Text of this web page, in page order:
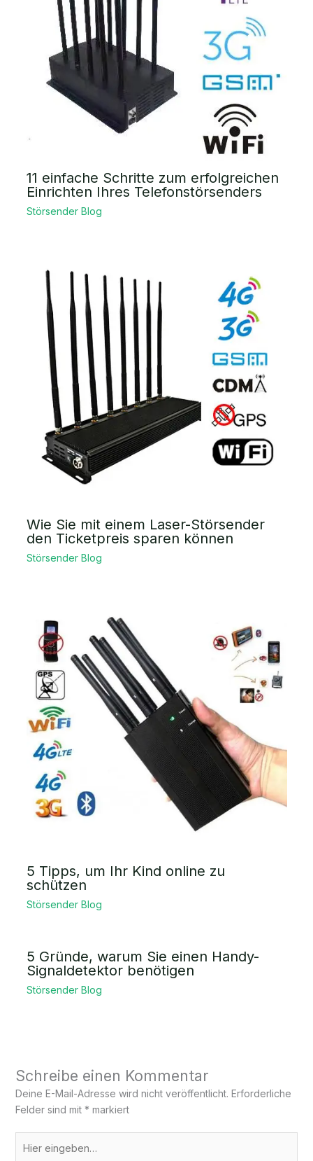
11 einfache Schritte zum erfolgreichen
Einrichten Ihres Telefonstörsenders
Störsender Blog
Wie Sie mit einem Laser-Störsender
den Ticketpreis sparen können
Störsender Blog
5 Tipps, um Ihr Kind online zu
schützen
Störsender Blog
5 Gründe, warum Sie einen Handy-
Signaldetektor benötigen
Störsender Blog
Schreibe einen Kommentar
Deine E-Mail-Adresse wird nicht veröffentlicht. Erforderliche
Felder sind mit * markiert
eingeben…